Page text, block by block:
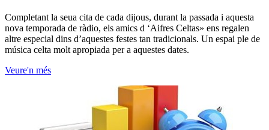
Completant la seua cita de cada dijous, durant la passada i aquesta
nova temporada de ràdio, els amics d ‘Aifres Celtas» ens regalen
altre especial dins d’aquestes festes tan tradicionals. Un espai ple de
música celta molt apropiada per a aquestes dates.
Veure'n més